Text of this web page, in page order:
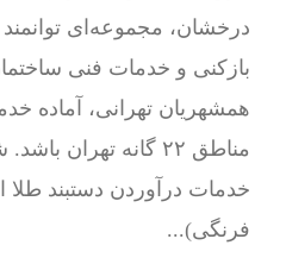
درخشان، مجموعه‌ای توانمند
بازکنی و خدمات فنی
همشهریان تهرانی، آماده
مناطق ۲۲ گانه تهران
خدمات درآوردن دستبند طلا
فرنگی)...